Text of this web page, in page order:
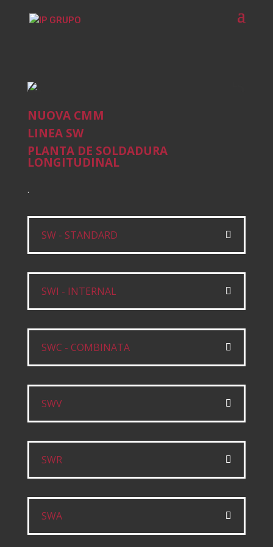
NUOVA CMM
LINEA SW
PLANTA DE SOLDADURA
LONGITUDINAL
.
SW - STANDARD
SWI - INTERNAL
SWC - COMBINATA
SWV
SWR
SWA